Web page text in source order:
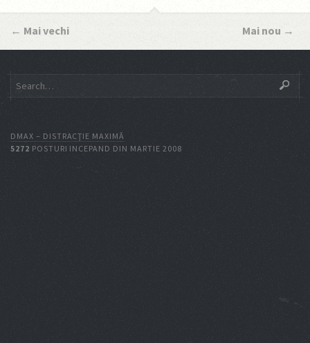
← Mai vechi Mai nou →
DMAX – DISTRACŢIE MAXIMĂ
5272 POSTURI INCEPAND DIN MARTIE 2008